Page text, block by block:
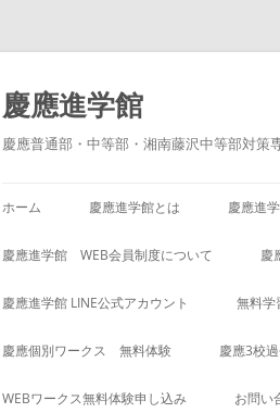
コ
テ
ン
ツ
へ
ス
慶應進学館
慶應普通部・中等部・湘南藤沢中等部対策
ホーム 慶應進学館とは 慶應進
慶應進学館 WEB会員制度について 慶
慶應進学館 LINE公式アカウント 無料学
慶應個別ワークス 無料体験 慶應3校
WEBワークス無料体験申し込み お問い